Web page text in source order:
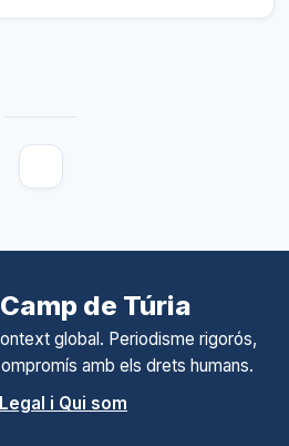
de Túria
global. Periodisme rigorós,
amb els drets humans.
i Qui som